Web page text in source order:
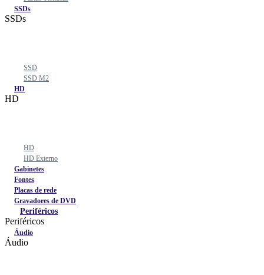
SSDs
SSDs
SSD
SSD M2
HD
HD
HD
HD Externo
Gabinetes
Fontes
Placas de rede
Gravadores de DVD
Periféricos
Periféricos
Áudio
Áudio